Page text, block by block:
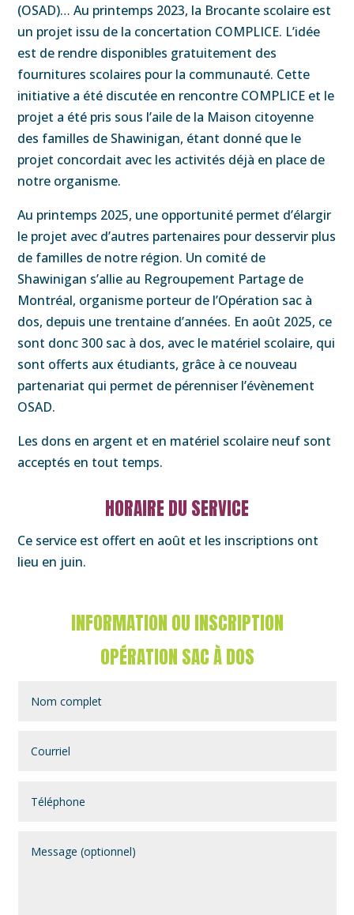
(OSAD)… Au printemps 2023, la Brocante scolaire est
un projet issu de la concertation COMPLICE. L’idée
est de rendre disponibles gratuitement des
fournitures scolaires pour la communauté. Cette
initiative a été discutée en rencontre COMPLICE et le
projet a été pris sous l’aile de la Maison citoyenne
des familles de Shawinigan, étant donné que le
projet concordait avec les activités déjà en place de
notre organisme.
Au printemps 2025, une opportunité permet d’élargir
le projet avec d’autres partenaires pour desservir plus
de familles de notre région. Un comité de
Shawinigan s’allie au Regroupement Partage de
Montréal, organisme porteur de l’Opération sac à
dos, depuis une trentaine d’années. En août 2025, ce
sont donc 300 sac à dos, avec le matériel scolaire, qui
sont offerts aux étudiants, grâce à ce nouveau
partenariat qui permet de pérenniser l’évènement
OSAD.
Les dons en argent et en matériel scolaire neuf sont
acceptés en tout temps.
HORAIRE DU SERVICE
Ce service est offert en août et les inscriptions ont
lieu en juin.
INFORMATION OU INSCRIPTION
OPÉRATION SAC À DOS